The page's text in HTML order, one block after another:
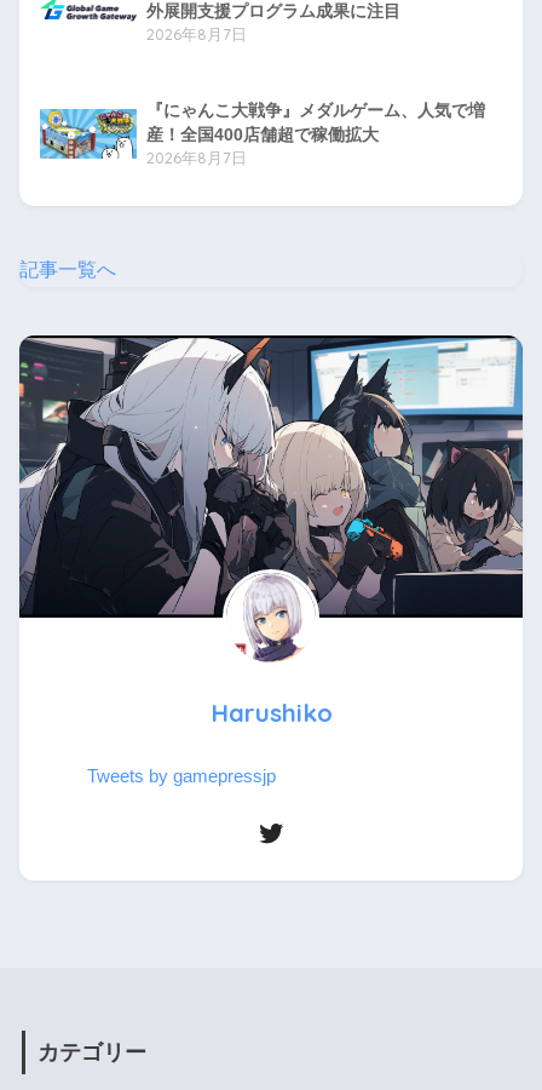
外展開支援プログラム成果に注目
2026年8月7日
『にゃんこ大戦争』メダルゲーム、人気で増
産！全国400店舗超で稼働拡大
2026年8月7日
記事一覧へ
Harushiko
Tweets by gamepressjp
カテゴリー